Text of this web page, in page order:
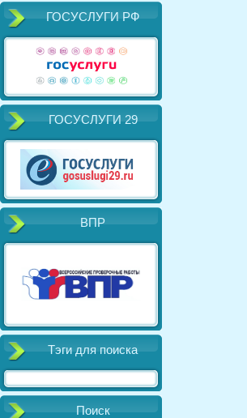
ГОСУСЛУГИ РФ
ГОСУСЛУГИ 29
ВПР
Тэги для поиска
Поиск